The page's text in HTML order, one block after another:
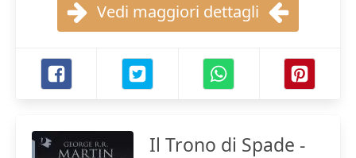
Vedi maggiori dettagli
Il Trono di Spade -